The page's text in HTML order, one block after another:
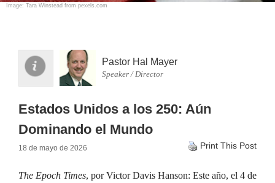
Image: Tara Winstead from pexels.com
Pastor Hal Mayer
Speaker / Director
Estados Unidos a los 250: Aún
Dominando el Mundo
18 de mayo de 2026 Print This Post
The Epoch Times, por Victor Davis Hanson: Este año, el 4 de